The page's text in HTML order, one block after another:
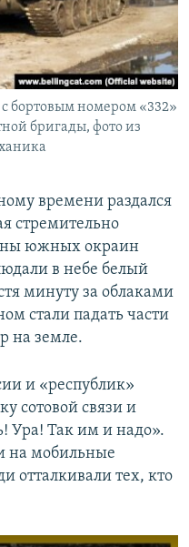
бортовым номером «332»
бригады, фото из
времени раздался
стремительно
южных окраин
в небе белый
минуту за облаками
стали падать части
на земле.
и «республик»
сотовой связи и
Ура! Так им и надо».
на мобильные
отталкивали тех, кто